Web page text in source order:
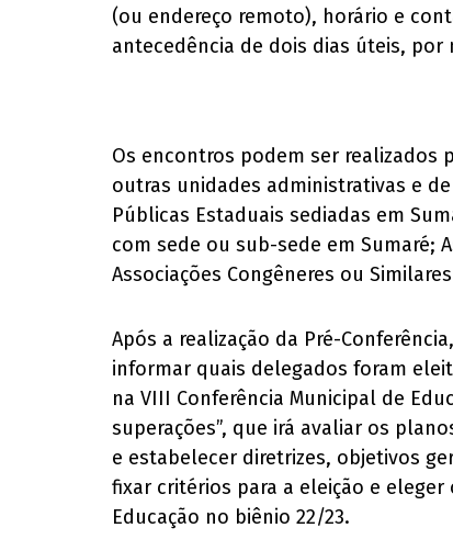
(ou endereço remoto), horário e
antecedência de dois dias úteis,
Os encontros podem ser realizados
outras unidades administrativas e
Públicas Estaduais sediadas em
com sede ou sub-sede em Sumaré;
Associações Congêneres ou
Após a realização da Pré-
informar quais delegados foram
na VIII Conferência Municipal de
superações”, que irá avaliar os
e estabelecer diretrizes, objetivos
fixar critérios para a eleição e
Educação no biênio 22/23.